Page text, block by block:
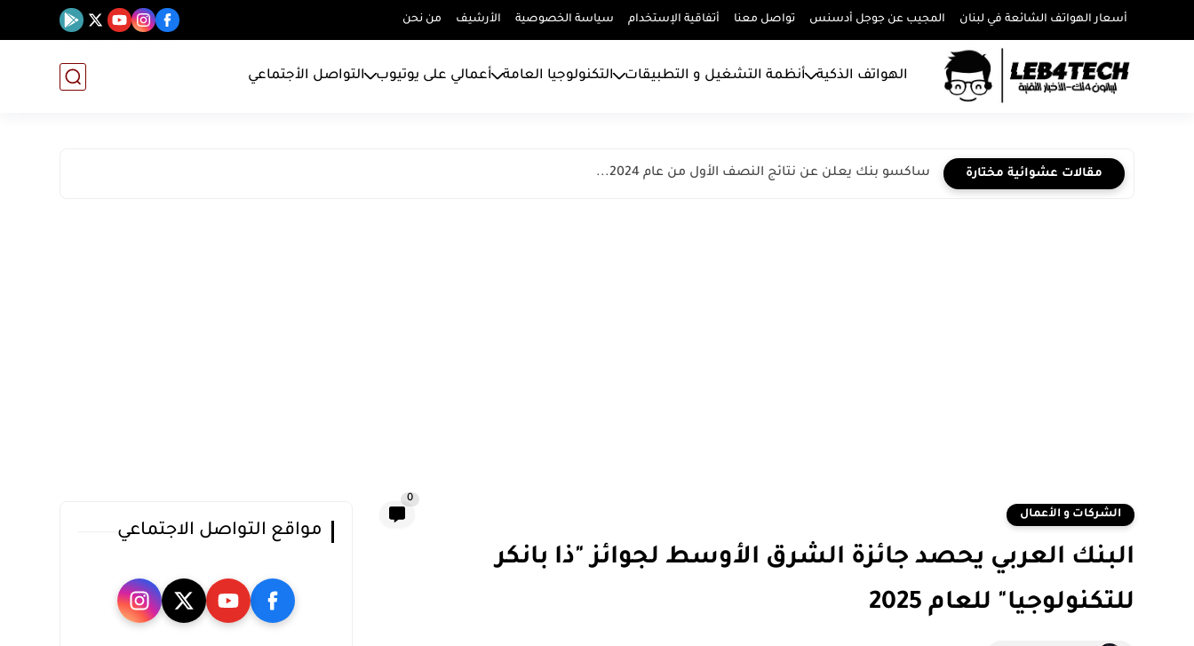
أسعار الهواتف الشائعة في لبنان المجيب عن جوجل أدسنس تواصل معنا أتفاقية الإستخدام سياسة الخصوصية الأرشيف من نحن
الهواتف الذكية أنظمة التشغيل و التطبيقات التكنولوجيا العامة أعمالي على يوتيوب التواصل الأجتماعي
مقالات عشوائية مختارة ساكسو بنك يعلن عن نتائج النصف الأول من عام 2024...
الشركات و الأعمال
0
البنك العربي يحصد جائزة الشرق الأوسط لجوائز "ذا بانكر
للتكنولوجيا" للعام 2025
مواقع التواصل الاجتماعي